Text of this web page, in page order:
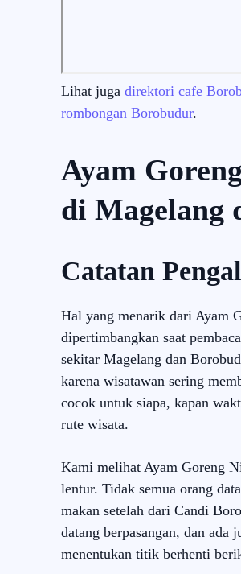
Lihat juga direktori cafe
rombongan Borobudur.
Ayam
di Magelang
Catatan
Hal yang menarik dari Ayam
dipertimbangkan saat
sekitar Magelang dan
karena wisatawan sering
cocok untuk siapa, kapan
rute wisata.
Kami melihat Ayam Goreng
lentur. Tidak semua orang
makan setelah dari Candi
datang berpasangan, dan ada
menentukan titik berhenti